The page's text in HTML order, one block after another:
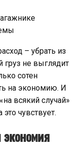
– убрать из
не выглядит
сотен
на экономию. И
всякий случай»
чувствует.